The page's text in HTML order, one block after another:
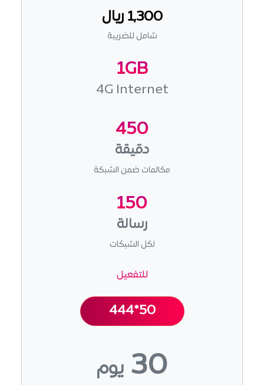
1,300 ريال
شامل للضريبة
1GB
4G Internet
450
دقيقة
مكالمات ضمن الشبكة
150
رسالة
لكل الشبكات
للتفعيل
444*50
30 يوم